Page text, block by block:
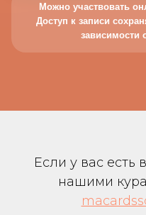
Можно участвовать
Доступ к записи
зависимости
Если у вас есть
нашими